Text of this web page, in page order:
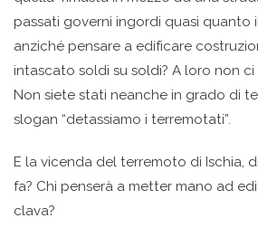
passati governi ingordi quasi quanto
anziché pensare a edificare
intascato soldi su soldi? A loro non ci
Non siete stati neanche in grado di
slogan “detassiamo i terremotati”.
E la vicenda del terremoto di Ischia,
fa? Chi penserà a metter mano ad
clava?